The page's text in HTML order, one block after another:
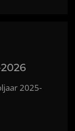
2025-